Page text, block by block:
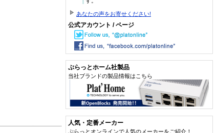
あなたの声をお寄せください!
公式アカウント / ページ
ぷらっとホーム社製品
当社ブランドの製品情報はこちら
人気・定番メーカー
ぷらっとオンラインで人気のメーカーをご紹介！